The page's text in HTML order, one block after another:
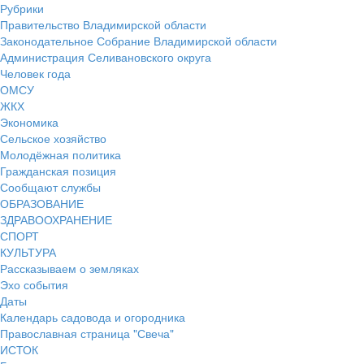
Рубрики
Правительство Владимирской области
Законодательное Собрание Владимирской области
Администрация Селивановского округа
Человек года
ОМСУ
ЖКХ
Экономика
Сельское хозяйство
Молодёжная политика
Гражданская позиция
Сообщают службы
ОБРАЗОВАНИЕ
ЗДРАВООХРАНЕНИЕ
СПОРТ
КУЛЬТУРА
Рассказываем о земляках
Эхо события
Даты
Календарь садовода и огородника
Православная страница "Свеча"
ИСТОК